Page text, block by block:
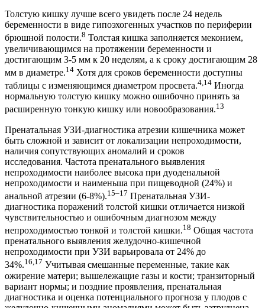
Толстую кишку лучше всего увидеть после 24 недель
беременности в виде гипоэхогенных участков по периферии
брюшной полости.8 Толстая кишка заполняется меконием,
увеличивающимся на протяжении беременности и
достигающим 3-5 мм к 20 неделям, а к сроку достигающим 28
мм в диаметре.14 Хотя для сроков беременности доступны
таблицы с изменяющимся диаметром просвета.4,14 Иногда
нормальную толстую кишку можно ошибочно принять за
расширенную тонкую кишку или новообразования.13
Пренатальная УЗИ-диагностика атрезии кишечника может
быть сложной и зависит от локализации непроходимости,
наличия сопутствующих аномалий и сроков
исследования. Частота пренатального выявления
непроходимости наиболее высока при дуоденальной
непроходимости и наименьша при пищеводной (24%) и
анальной атрезии (6-8%).15–17 Пренатальная УЗИ-
диагностика поражений толстой кишки отличается низкой
чувствительностью и ошибочным диагнозом между
непроходимостью тонкой и толстой кишки.18 Общая частота
пренатального выявления желудочно-кишечной
непроходимости при УЗИ варьировала от 24% до
34%.16,17 Учитывая смешанные переменные, такие как
ожирение матери; вышележащие газы и кости; транзиторный
вариант нормы; и поздние проявления, пренатальная
диагностика и оценка потенциального прогноза у плодов с